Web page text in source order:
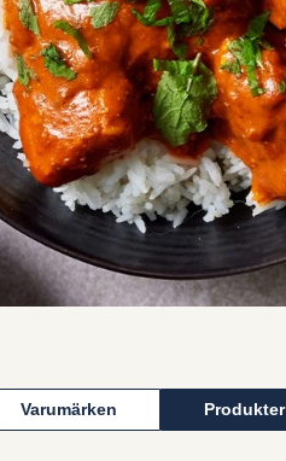
Varumärken Produkter